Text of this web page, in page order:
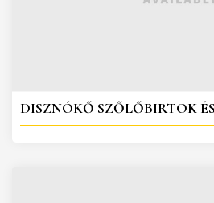
DISZNÓKŐ SZŐLŐBIRTOK